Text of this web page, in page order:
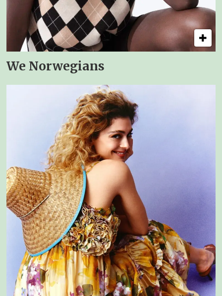
We Norwegians